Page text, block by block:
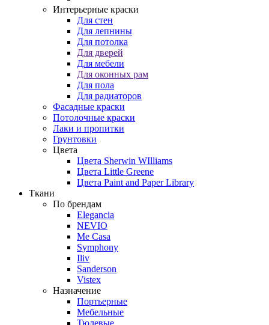
Интерьерные краски
Для стен
Для лепнины
Для потолка
Для дверей
Для мебели
Для оконных рам
Для пола
Для радиаторов
Фасадные краски
Потолочные краски
Лаки и пропитки
Грунтовки
Цвета
Цвета Sherwin WIlliams
Цвета Little Greene
Цвета Paint and Paper Library
Ткани
По брендам
Elegancia
NEVIO
Me Casa
Symphony
Iliv
Sanderson
Vistex
Назначение
Портьерные
Мебельные
Тюлевые